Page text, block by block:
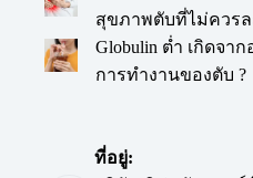
สุขภาพตับที่ไม่ควรล
Globulin ต่ำ เกิดจา
การทำงานของตับ ?
ที่อยู่: